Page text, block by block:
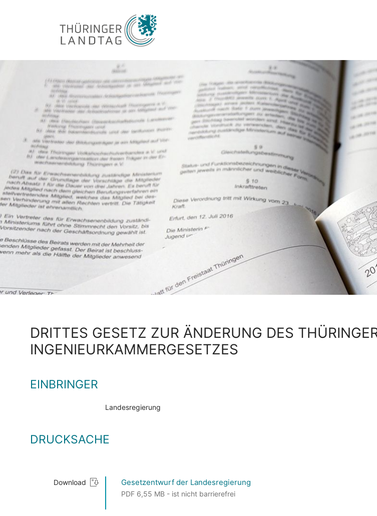
DRITTES GESETZ ZUR ÄNDERUNG DES
INGENIEURKAMMERGESETZES
EINBRINGER
Landesregierung
DRUCKSACHE
Download Gesetzentwurf der Landesregierung
PDF 6,55 MB - ist nicht barrierefrei